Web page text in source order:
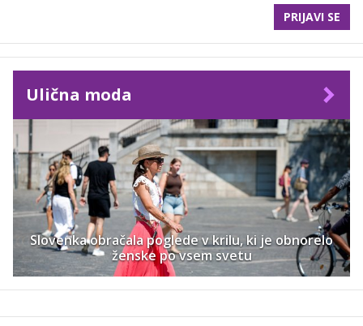
PRIJAVI SE
Ulična moda
Slovenka obračala poglede v krilu, ki je obnorelo
ženske po vsem svetu